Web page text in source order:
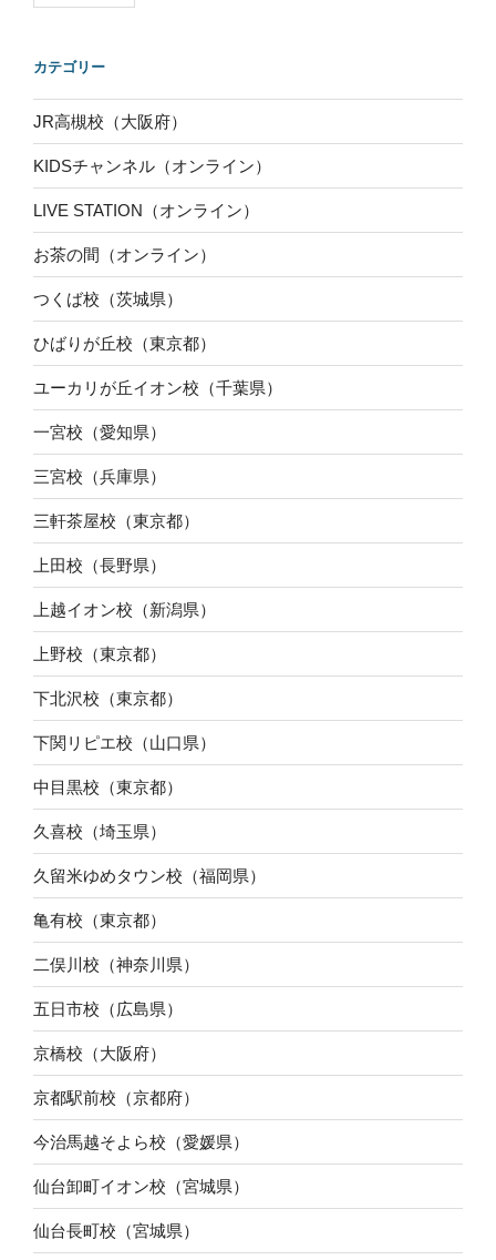
カテゴリー
JR高槻校（大阪府）
KIDSチャンネル（オンライン）
LIVE STATION（オンライン）
お茶の間（オンライン）
つくば校（茨城県）
ひばりが丘校（東京都）
ユーカリが丘イオン校（千葉県）
一宮校（愛知県）
三宮校（兵庫県）
三軒茶屋校（東京都）
上田校（長野県）
上越イオン校（新潟県）
上野校（東京都）
下北沢校（東京都）
下関リピエ校（山口県）
中目黒校（東京都）
久喜校（埼玉県）
久留米ゆめタウン校（福岡県）
亀有校（東京都）
二俣川校（神奈川県）
五日市校（広島県）
京橋校（大阪府）
京都駅前校（京都府）
今治馬越そよら校（愛媛県）
仙台卸町イオン校（宮城県）
仙台長町校（宮城県）